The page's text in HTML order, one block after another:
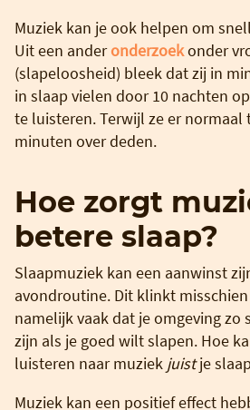
Muziek kan je ook helpen om
Uit een anderonderzoekonder
(slapeloosheid) bleek dat zij in
in slaap vielen door 10 nachten
te luisteren. Terwijl ze er normaal
minuten over deden.
Hoe zorgt
betere slaap?
Slaapmuziek kan een aanwinst
avondroutine. Dit klinkt
namelijk vaak dat je omgeving
zijn als je goed wilt slapen. Hoe
luisteren naar muziek juistje
Muziek kan een positief effect